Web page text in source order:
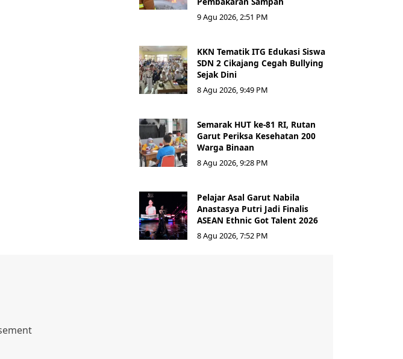
9 Agu 2026, 2:51 PM
KKN Tematik ITG Edukasi Siswa
SDN 2 Cikajang Cegah Bullying
Sejak Dini
8 Agu 2026, 9:49 PM
Semarak HUT ke-81 RI, Rutan
Garut Periksa Kesehatan 200
Warga Binaan
8 Agu 2026, 9:28 PM
Pelajar Asal Garut Nabila
Anastasya Putri Jadi Finalis
ASEAN Ethnic Got Talent 2026
8 Agu 2026, 7:52 PM